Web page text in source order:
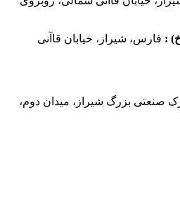
فارس، شیراز، خیابان قاآنی
صنعتی بزرگ شیراز، میدان دوم،